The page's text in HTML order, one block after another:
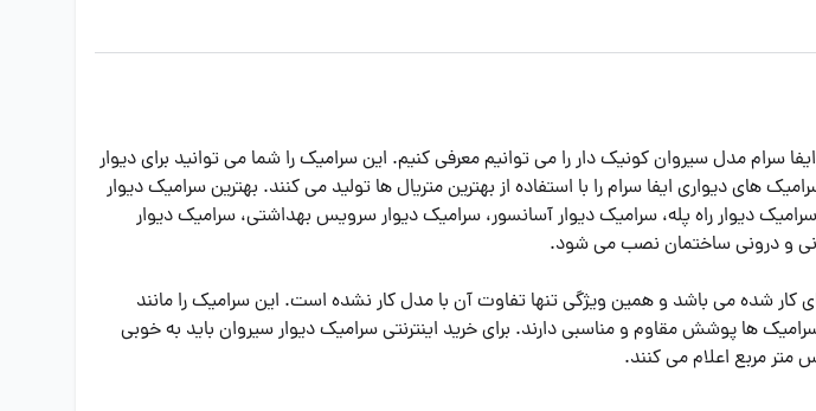
سرام مدل سیروان کونیک دار را می توانیم معرفی کنیم. این سرامیک را شما می توانید برای دیوار
های دیواری ایفا سرام را با استفاده از بهترین متریال ها تولید می کنند. بهترین سرامیک دیوار
دیوار راه پله، سرامیک دیوار آسانسور، سرامیک دیوار سرویس بهداشتی، سرامیک دیوار
و درونی ساختمان نصب می شود.
کار شده می باشد و همین ویژگی تنها تفاوت آن با مدل کار نشده است. این سرامیک را مانند
ها پوشش مقاوم و مناسبی دارند. برای خرید اینترنتی سرامیک دیوار سیروان باید به خوبی
مربع اعلام می کنند.